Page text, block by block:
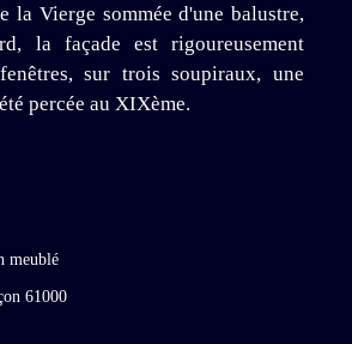
la Vierge sommée d'une balustre,
la façade est rigoureusement
sur trois soupiraux, une
percée au XIXème.
meublé
61000